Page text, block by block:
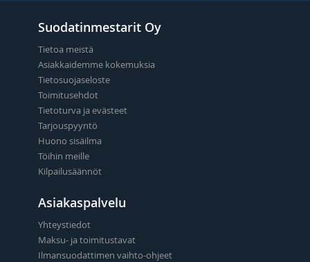
Suodatinmestarit Oy
Tietoa meistä
Asiakkaidemme kokemuksia
Tietosuojaseloste
Toimitusehdot
Tietoturva ja evästeet
Tarjouspyyntö
Huono sisäilma
Töihin meille
Kilpailusäännöt
Asiakaspalvelu
Yhteystiedot
Maksu- ja toimitustavat
Ilmansuodattimen vaihto-ohjeet